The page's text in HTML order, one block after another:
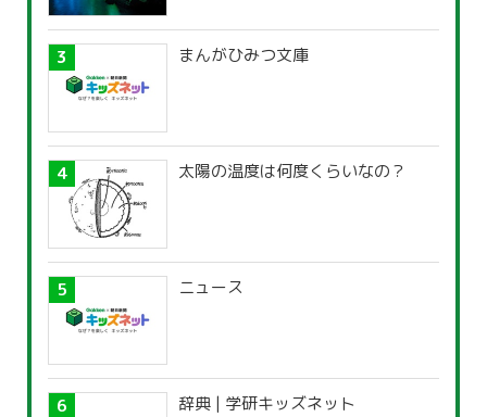
まんがひみつ文庫
太陽の温度は何度くらいなの？
ニュース
辞典 | 学研キッズネット